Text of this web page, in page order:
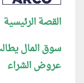
القصة الرئيسية
سوق المال
عروض الشراء